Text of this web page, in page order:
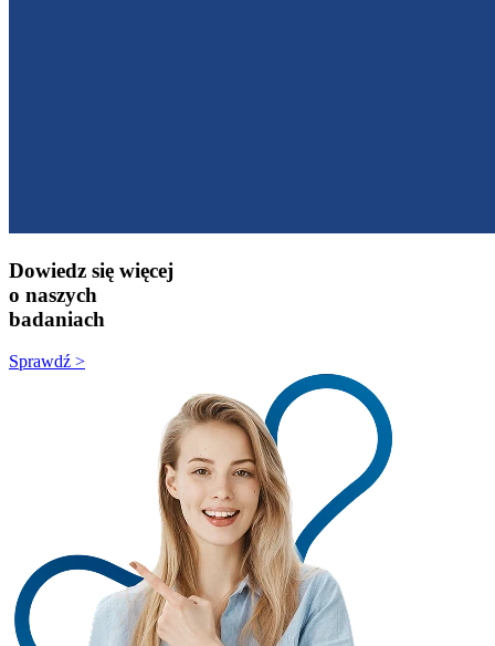
Dowiedz się więcej
o naszych
badaniach
Sprawdź >